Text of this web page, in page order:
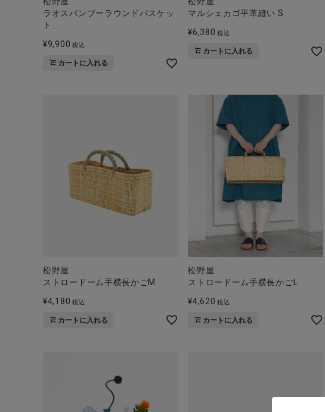
ラオスバンブーラウンドバスケッ
ト
¥9,900 税込
カートに入れる
マルシェカゴ平革縫い S
¥6,380 税込
カートに入れる
松野屋
ストロードーム手横長かごM
¥4,180 税込
カートに入れる
松野屋
ストロードーム手横長かごL
¥4,620 税込
カートに入れる